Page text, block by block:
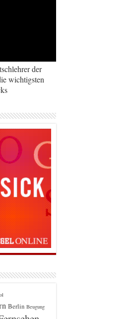
der
wichtigsten
Berlin Beugung